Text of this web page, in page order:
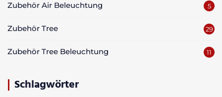
Zubehör Air Beleuchtung 5
Zubehör Tree 29
Zubehör Tree Beleuchtung 11
Schlagwörter